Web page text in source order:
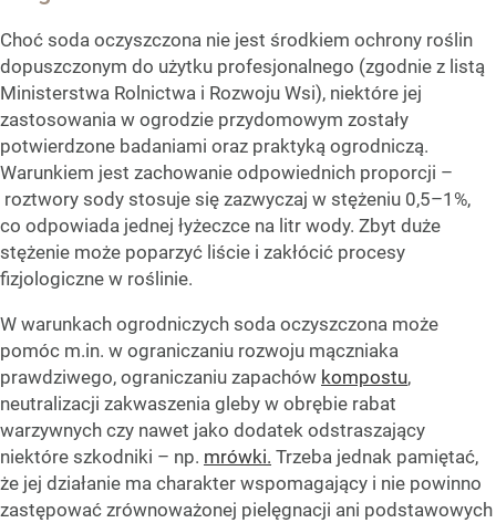
Choć soda oczyszczona nie jest środkiem ochrony roślin
dopuszczonym do użytku profesjonalnego (zgodnie z listą
Ministerstwa Rolnictwa i Rozwoju Wsi), niektóre jej
zastosowania w ogrodzie przydomowym zostały
potwierdzone badaniami oraz praktyką ogrodniczą.
Warunkiem jest zachowanie odpowiednich proporcji –
roztwory sody stosuje się zazwyczaj w stężeniu 0,5–1%,
co odpowiada jednej łyżeczce na litr wody. Zbyt duże
stężenie może poparzyć liście i zakłócić procesy
fizjologiczne w roślinie.
W warunkach ogrodniczych soda oczyszczona może
pomóc m.in. w ograniczaniu rozwoju mączniaka
prawdziwego, ograniczaniu zapachów kompostu,
neutralizacji zakwaszenia gleby w obrębie rabat
warzywnych czy nawet jako dodatek odstraszający
niektóre szkodniki – np. mrówki. Trzeba jednak pamiętać,
że jej działanie ma charakter wspomagający i nie powinno
zastępować zrównoważonej pielęgnacji ani podstawowych